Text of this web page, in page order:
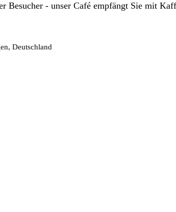
Besucher - unser Café empfängt Sie mit
Deutschland